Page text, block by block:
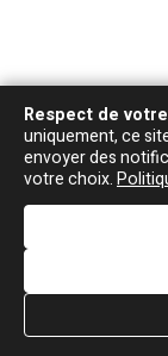
Animateur
Ce sont les
Carole
toute cette
O'FM. Ça
Respect de
uniquement, ce
envoyer des
votre choix.